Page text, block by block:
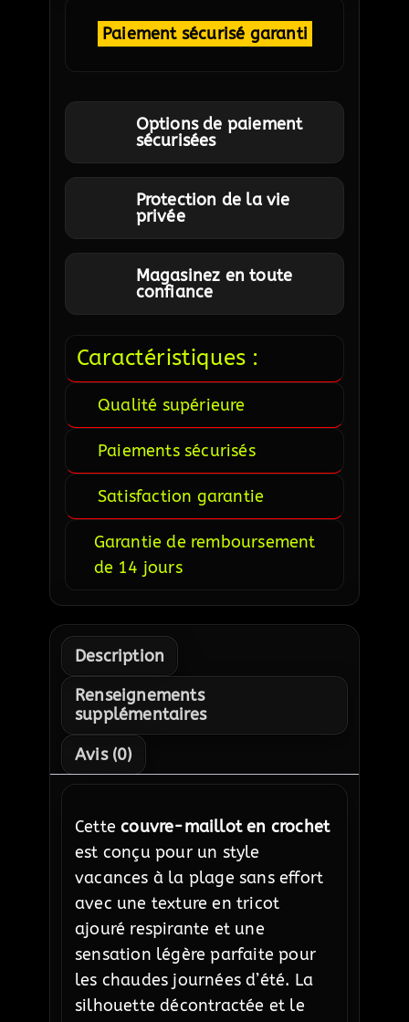
Paiement sécurisé garanti
Options de paiement
sécurisées
Protection de la vie
privée
Magasinez en toute
confiance
Caractéristiques :
Qualité supérieure
Paiements sécurisés
Satisfaction garantie
Garantie de remboursement
de 14 jours
Description
Renseignements
supplémentaires
Avis (0)
Cettecouvre-maillot en crochet
est conçu pour un style
vacances à la plage sans effort
avec une texture en tricot
ajouré respirante et une
sensation légère parfaite pour
les chaudes journées d’été. La
silhouette décontractée et le